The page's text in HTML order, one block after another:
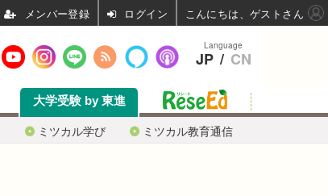
ミツカル学び ミツカル教育通信
大学受験 by 東進
Language
JP / CN
ログイン こんにちは、ゲストさん